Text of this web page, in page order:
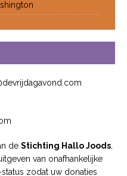
de Stichting Hallo Joods
van onafhankelijke
zodat uw donaties